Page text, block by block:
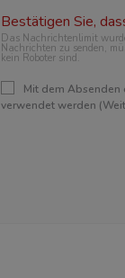
Bestätigen Sie,
Das Nachrichtenlimit
Nachrichten zu senden,
kein Roboter sind.
Mit dem Absenden
verwendet werden